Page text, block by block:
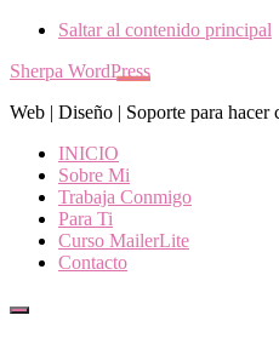
Saltar al contenido principal
Sherpa WordPress
Web | Diseño | Soporte para
INICIO
Sobre Mi
Trabaja Conmigo
Para Ti
Curso MailerLite
Contacto
Show